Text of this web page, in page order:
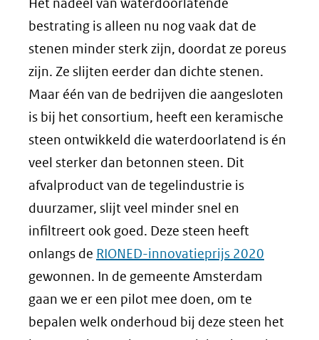
bestrating is alleen nu nog vaak dat de
stenen minder sterk zijn, doordat ze poreus
zijn. Ze slijten eerder dan dichte stenen.
Maar één van de bedrijven die aangesloten
is bij het consortium, heeft een keramische
steen ontwikkeld die waterdoorlatend is én
veel sterker dan betonnen steen. Dit
afvalproduct van de tegelindustrie is
duurzamer, slijt veel minder snel en
infiltreert ook goed. Deze steen heeft
onlangs de RIONED-innovatieprijs 2020
gewonnen. In de gemeente Amsterdam
gaan we er een pilot mee doen, om te
bepalen welk onderhoud bij deze steen het